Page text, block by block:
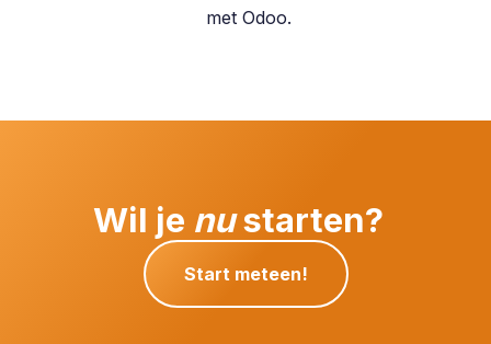
met Odoo.
Wil je nustarten?
Start meteen!